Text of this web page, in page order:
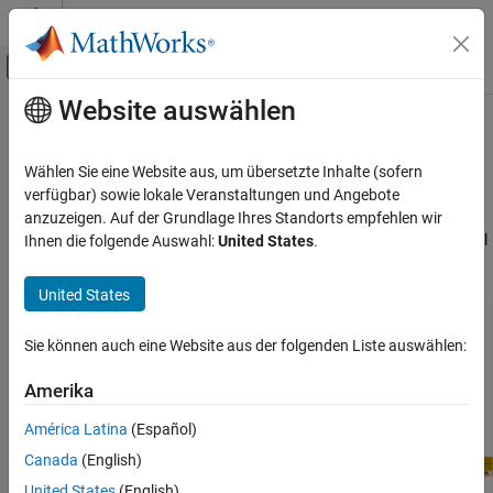
Weiter zum Inhalt
Umschaltung für Off-Canvas-
Startseite der Dokumentation
Data Import and Export
Hardware and Network Communication
BeagleBone Black
Hauptinhalt
BeagleBone
The BeagleBone®Black hardware has six analog input pins (
toAIN5). Each analog input pin has a 12-bit analog-to-digital
converter (ADC) that converts the analog input voltage to a digital
Website auswählen
Wählen Sie eine Website aus, um übersetzte Inhalte (sofern
verfügbar) sowie lokale Veranstaltungen und Angebote
anzuzeigen. Auf der Grundlage Ihres Standorts empfehlen wir
Ihnen die folgende Auswahl:United States.
United States
Sie können auch eine Website aus der folgenden Liste auswählen:
Amerika
América Latina (Español)
Canada (English)